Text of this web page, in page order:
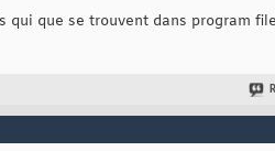
qui que se trouvent dans program